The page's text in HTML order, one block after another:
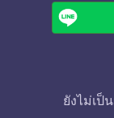
ยังไม่เป็